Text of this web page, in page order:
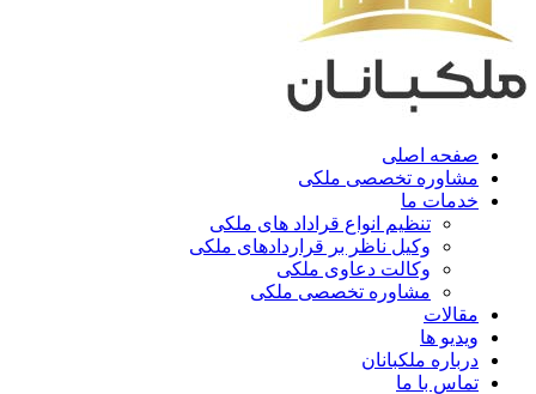
صفحه اصلی
مشاوره تخصصی ملکی
خدمات ما
تنظیم انواع قراداد های ملکی
وکیل ناظر بر قراردادهای ملکی
وکالت دعاوی ملکی
مشاوره تخصصی ملکی
مقالات
ویدیو ها
درباره ملکبانان
تماس با ما